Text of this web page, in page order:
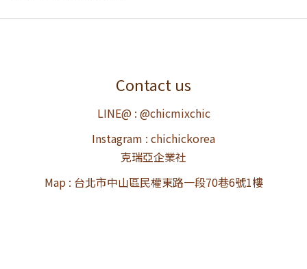
Contact us
LINE@ : @chicmixchic
Instagram : chichickorea
克瑞亞企業社
Map : 台北市中山區民權東路一段70巷6號1樓